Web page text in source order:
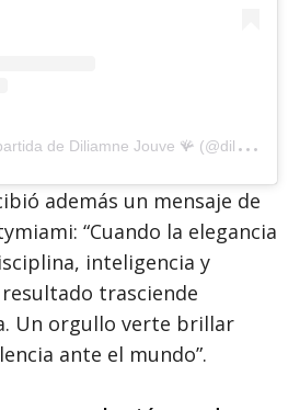
U
na publicación compartida de Diliamne Jouve 🪸 (@diliamnejacob)
además un mensaje de
“Cuando la elegancia
inteligencia y
trasciende
Un orgullo verte brillar
ante el mundo”.